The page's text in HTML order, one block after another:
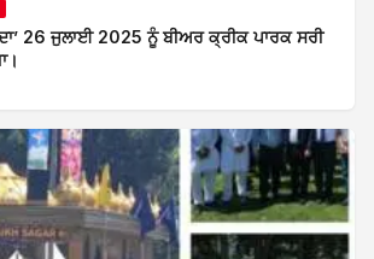
26 ਜੁਲਾਈ 2025 ਨੂੰ ਬੀਅਰ ਕ੍ਰੀਕ ਪਾਰਕ ਸਰੀ